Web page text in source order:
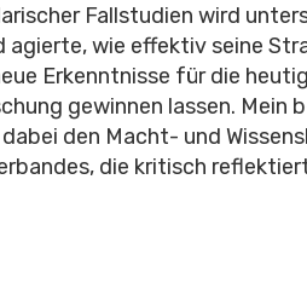
Fallstudien wird
agierte, wie effektiv seine
Erkenntnisse für die
gewinnen lassen. Mein
den Macht- und
die kritisch